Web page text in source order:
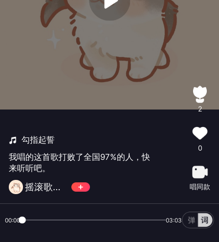
勾指起誓
我唱的这首歌打败了全国97%的人，快
来听听吧。
摇滚歌手AerCAl
2
0
唱同款
00:00 03:03